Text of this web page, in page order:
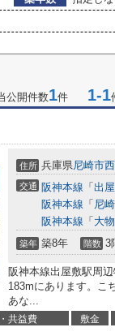
公開件数1件 1-1
住所 兵庫県尼崎市
交通 阪神本線 「 出
阪神本線 「 尼崎
阪神本線 「 大物
築年 築8年 階数 3
阪神本線出屋敷駅周
183mにあります。こ
あな...
共益費 敷金